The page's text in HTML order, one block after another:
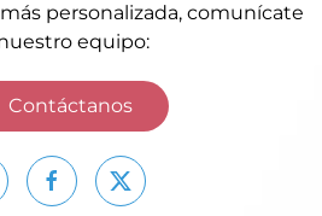
personalizada, comunícate
equipo:
Contáctanos